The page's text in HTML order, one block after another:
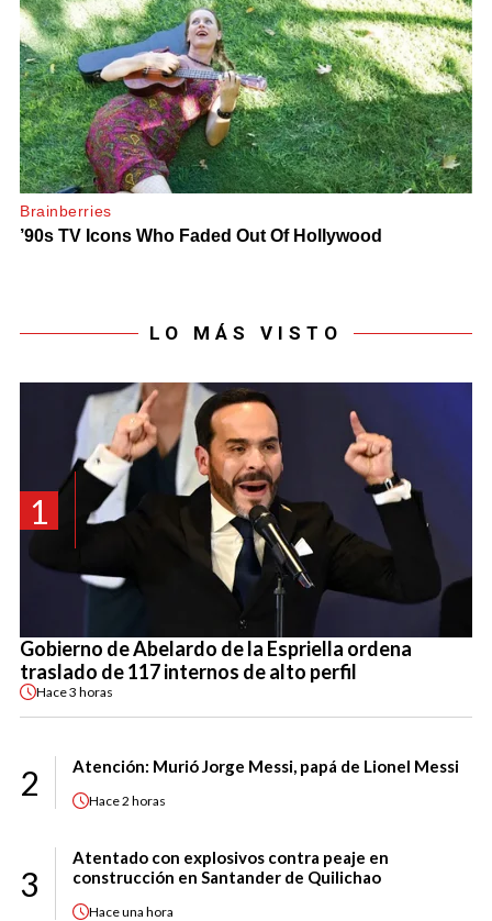
LO MÁS VISTO
1
Gobierno de Abelardo de la Espriella ordena
traslado de 117 internos de alto perfil
Hace3 horas
2 Atención: Murió Jorge Messi, papá de Lionel Messi
Hace2 horas
3
Atentado con explosivos contra peaje en
construcción en Santander de Quilichao
Haceuna hora